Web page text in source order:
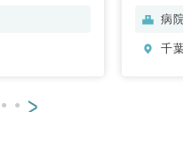
内科、消化器
病科
病
千
>